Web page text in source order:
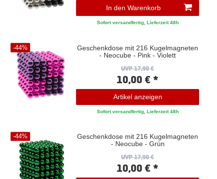
In den Warenkorb
Sofort versandfertig, Lieferzeit 48h
-44%
Geschenkdose mit 216 Kugelmagneten
- Neocube - Pink - Violett
UVP 17,90 €
10,00 € *
Artikel anzeigen
Sofort versandfertig, Lieferzeit 48h
-44%
Geschenkdose mit 216 Kugelmagneten
- Neocube - Grün
UVP 17,90 €
10,00 € *